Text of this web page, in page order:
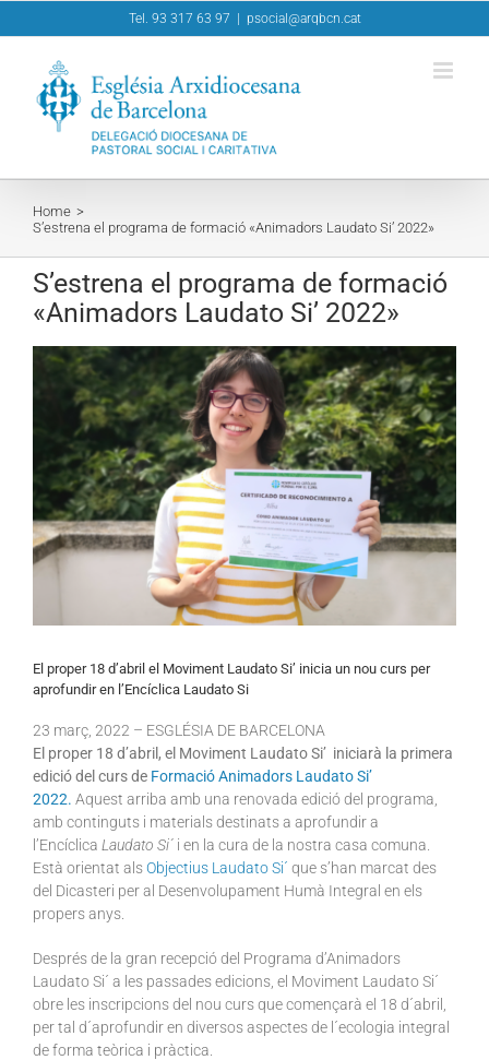
to
Tel. 93 317 63 97 psocial@arqbcn.cat
Home
S’estrena el programa de formació «Animadors Laudato Si’ 2022»
S’estrena el programa de formació
«Animadors Laudato Si’ 2022»
View
Image
El proper 18 d’abril el Moviment Laudato Si’ inicia un nou curs per
aprofundir en l’Encíclica Laudato Si
23 març , 2022 – ESGLÉSIA DE BARCELONA
El proper 18 d’abril, el Moviment Laudato Si’ iniciarà la primera
edició del curs de Formació Animadors Laudato Si’
2022. Aquest arriba amb una renovada edició del programa,
amb continguts i materials destinats a aprofundir a
l’Encíclica Laudato Si´ i en la cura de la nostra casa comuna.
Està orientat alsObjectius Laudato Si´ que s’han marcat des
del Dicasteri per al Desenvolupament Humà Integral en els
propers anys.
Després de la gran recepció del Programa d’Animadors
Laudato Si´ a les passades edicions, el Moviment Laudato Si´
obre les inscripcions del nou curs que començarà el 18 d´abril,
per tal d´aprofundir en diversos aspectes de l´ecologia integral
de forma teòrica i pràctica.